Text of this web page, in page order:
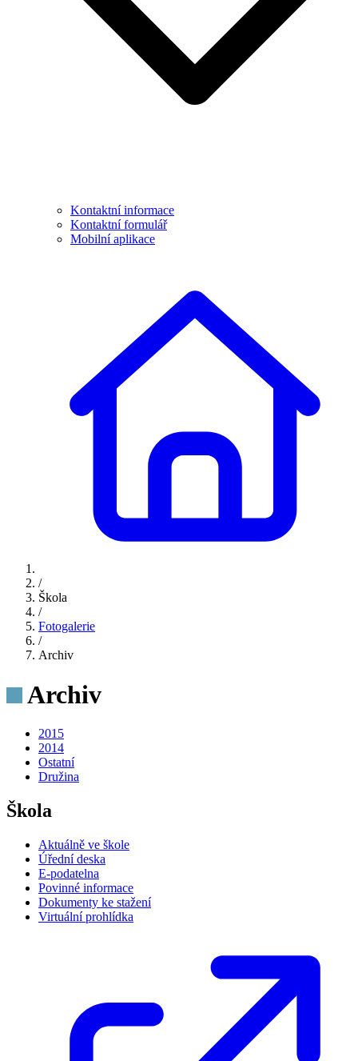
Kontaktní informace
Kontaktní formulář
Mobilní aplikace
/
Škola
/
Fotogalerie
/
Archiv
Archiv
2015
2014
Ostatní
Družina
Škola
Aktuálně ve škole
Úřední deska
E-podatelna
Povinné informace
Dokumenty ke stažení
Virtuální prohlídka